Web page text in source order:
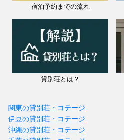
宿泊予約までの流れ
貸別荘とは？
関東の貸別荘・コテージ
伊豆の貸別荘・コテージ
沖縄の貸別荘・コテージ